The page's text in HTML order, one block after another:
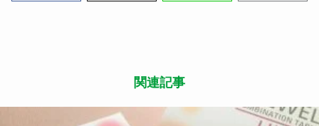
関連記事